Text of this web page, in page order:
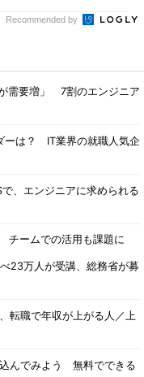
Recommended by
需要増」 7割のエンジニア
ーは？ IT業界の就職人気企
、エンジニアに求められる
チームでの活用も課題に
23万人が受講、総務省が募
転職で年収が上がる人／上
んでみよう 無料でできる